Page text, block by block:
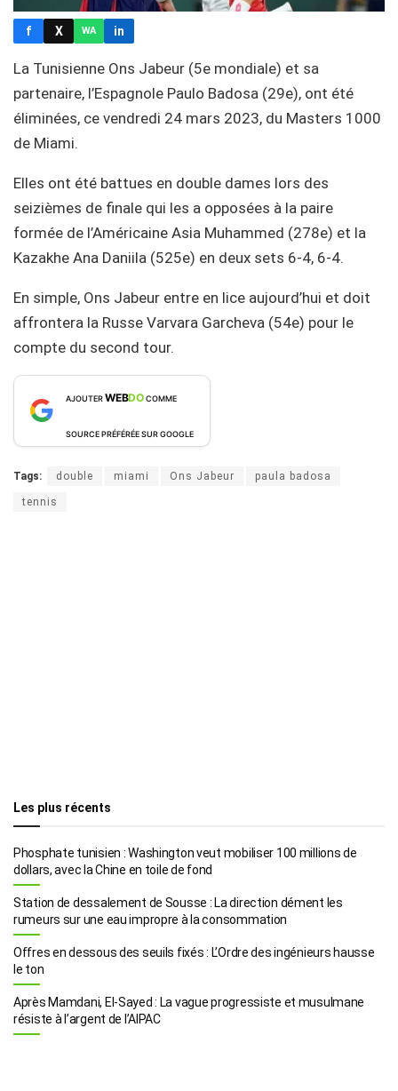
f X WA in
La Tunisienne Ons Jabeur (5e mondiale) et sa
partenaire, l’Espagnole Paulo Badosa (29e), ont été
éliminées, ce vendredi 24 mars 2023, du Masters 1000
de Miami.
Elles ont été battues en double dames lors des
seizièmes de finale qui les a opposées à la paire
formée de l’Américaine Asia Muhammed (278e) et la
Kazakhe Ana Daniila (525e) en deux sets 6-4, 6-4.
En simple, Ons Jabeur entre en lice aujourd’hui et doit
affrontera la Russe Varvara Garcheva (54e) pour le
compte du second tour.
AJOUTERWEBDOCOMME
SOURCE PRÉFÉRÉE SUR GOOGLE
Tags: double miami Ons Jabeur paula badosa
tennis
Les plus récents
Phosphate tunisien : Washington veut mobiliser 100 millions de
dollars, avec la Chine en toile de fond
Station de dessalement de Sousse : La direction dément les
rumeurs sur une eau impropre à la consommation
Offres en dessous des seuils fixés : L’Ordre des ingénieurs hausse
le ton
Après Mamdani, El-Sayed : La vague progressiste et musulmane
résiste à l’argent de l’AIPAC